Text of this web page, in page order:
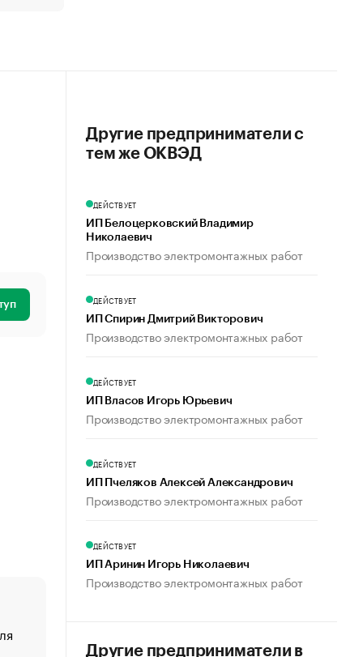
создавшей GTA
Другие предприниматели с
тем же ОКВЭД
ДЕЙСТВУЕТ
ИП Белоцерковский Владимир
Николаевич
Производство электромонтажных работ
ДЕЙСТВУЕТ
ИП Спирин Дмитрий Викторович
Производство электромонтажных работ
ДЕЙСТВУЕТ
ИП Власов Игорь Юрьевич
Производство электромонтажных работ
ДЕЙСТВУЕТ
ИП Пчеляков Алексей Александрович
Производство электромонтажных работ
ДЕЙСТВУЕТ
ИП Аринин Игорь Николаевич
Производство электромонтажных работ
Другие предприниматели в